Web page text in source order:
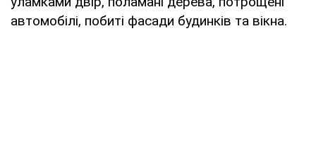
автомобілі, побиті фасади будинків та вікна.